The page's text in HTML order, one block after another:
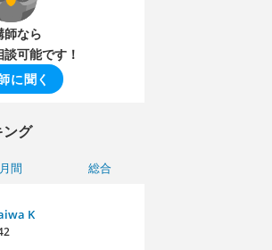
師なら
可能です！
に聞く
ング
月間 総合
K